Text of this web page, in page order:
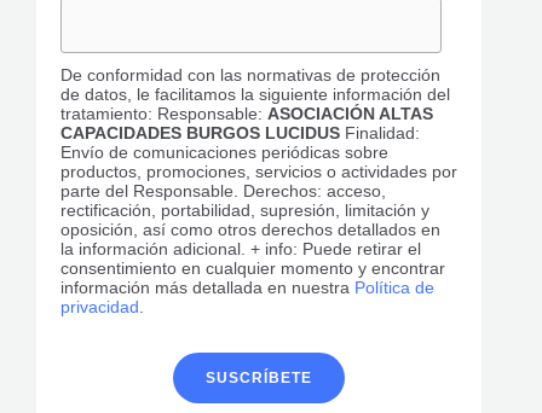
De conformidad con las normativas de protección
de datos, le facilitamos la siguiente información del
tratamiento: Responsable: ASOCIACIÓN ALTAS
CAPACIDADES BURGOS LUCIDUS Finalidad:
Envío de comunicaciones periódicas sobre
productos, promociones, servicios o actividades por
parte del Responsable. Derechos: acceso,
rectificación, portabilidad, supresión, limitación y
oposición, así como otros derechos detallados en
la información adicional. + info: Puede retirar el
consentimiento en cualquier momento y encontrar
información más detallada en nuestra Política de
privacidad